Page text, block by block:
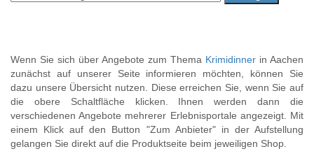
Wenn Sie sich über Angebote zum Thema Krimidinner in Aachen
zunächst auf unserer Seite informieren möchten, können Sie
dazu unsere Übersicht nutzen. Diese erreichen Sie, wenn Sie auf
die obere Schaltfläche klicken. Ihnen werden dann die
verschiedenen Angebote mehrerer Erlebnisportale angezeigt. Mit
einem Klick auf den Button "Zum Anbieter" in der Aufstellung
gelangen Sie direkt auf die Produktseite beim jeweiligen Shop.